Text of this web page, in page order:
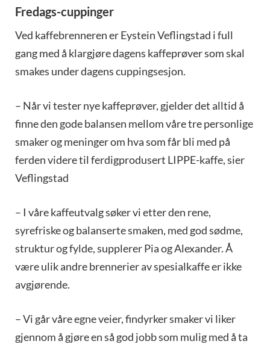
Fredags-cuppinger
Ved kaffebrenneren er Eystein Veflingstad i full
gang med å klargjøre dagens kaffeprøver som skal
smakes under dagens cuppingsesjon.
– Når vi tester nye kaffeprøver, gjelder det alltid å
finne den gode balansen mellom våre tre personlige
smaker og meninger om hva som får bli med på
ferden videre til ferdigprodusert LIPPE-kaffe, sier
Veflingstad
– I våre kaffeutvalg søker vi etter den rene,
syrefriske og balanserte smaken, med god sødme,
struktur og fylde, supplerer Pia og Alexander. Å
være ulik andre brennerier av spesialkaffe er ikke
avgjørende.
– Vi går våre egne veier, findyrker smaker vi liker
gjennom å gjøre en så god jobb som mulig med å ta